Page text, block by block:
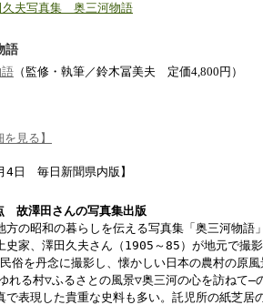
久夫写真集 奥三河物語
語
（監修・執筆／鈴木冨美夫 定価4,800 円）
見る】
4 日 毎日新聞県内版】
故澤田さんの写真集出版
の昭和の暮らしを伝える写真集「奥三河物語
史家、澤田久夫さん（1905～85）が地元で撮
俗を丹念に撮影し、懐かしい日本の農村の原
れる村▽ふるさとの風景▽奥三河の心を訪ねて―
で表現した貴重な史料も多い。託児所の紙芝居